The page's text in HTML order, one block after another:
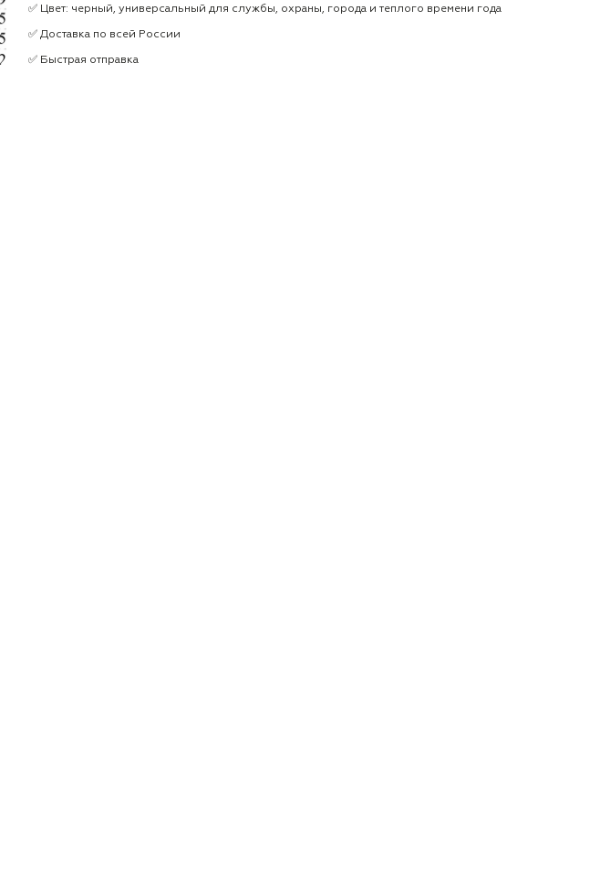
✅ Цвет: черный, универсальный для службы, охраны, города и теплого времени года
✅ Доставка по всей России
✅ Быстрая отправка